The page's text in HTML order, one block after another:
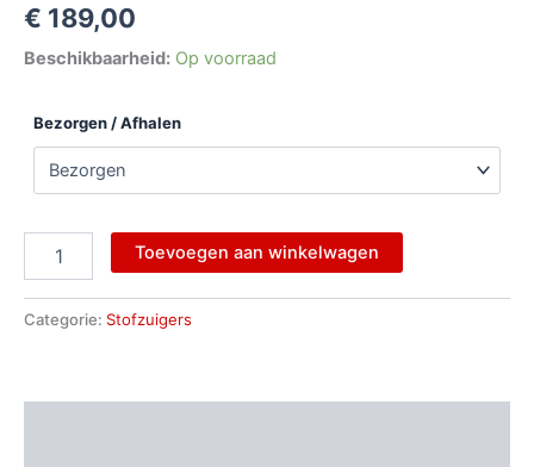
€ 189,00
Beschikbaarheid: Op voorraad
Bezorgen / Afhalen
Toevoegen aan winkelwagen
Categorie: Stofzuigers